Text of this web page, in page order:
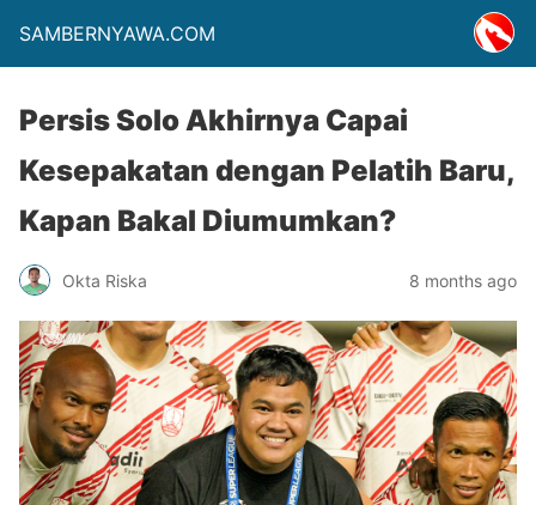
SAMBERNYAWA.COM
Persis Solo Akhirnya Capai
Kesepakatan dengan Pelatih Baru,
Kapan Bakal Diumumkan?
Okta Riska 8 months ago